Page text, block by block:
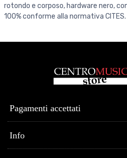
rotondo e corposo, hardware nero,
100% conforme alla normativa CITES.
Pagamenti accettati
Info